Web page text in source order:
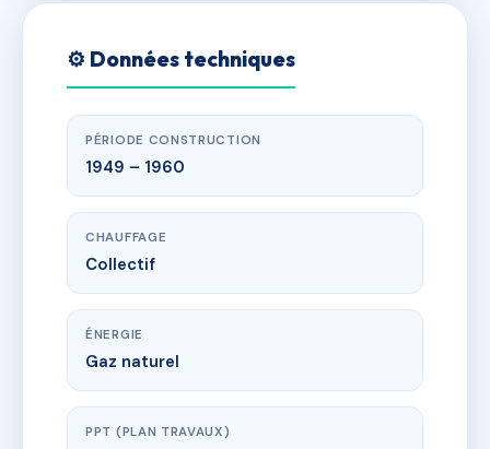
⚙️ Données techniques
PÉRIODE CONSTRUCTION
1949 – 1960
CHAUFFAGE
Collectif
ÉNERGIE
Gaz naturel
PPT (PLAN TRAVAUX)